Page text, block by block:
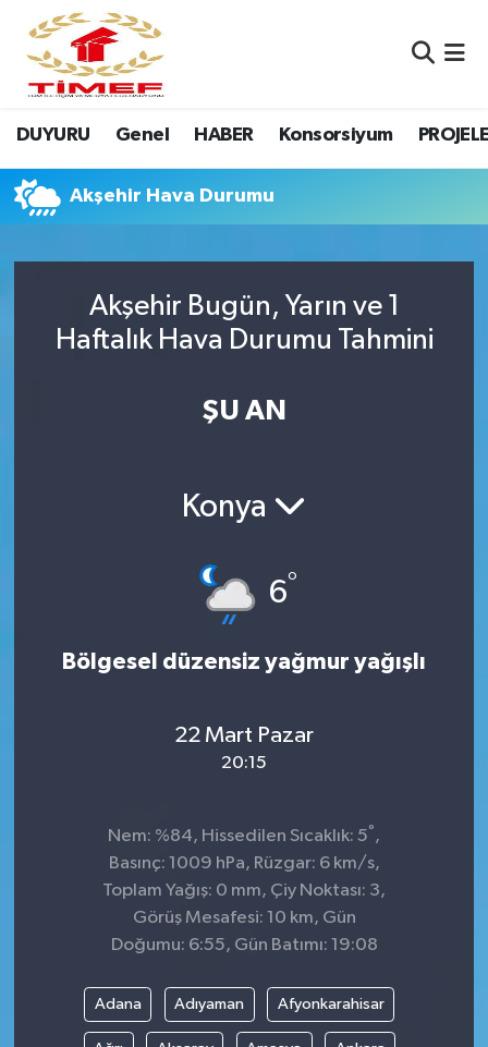
DUYURU Genel HABER Konsorsiyum
Akşehir Hava Durumu
Akşehir Bugün, Yarın ve 1
Haftalık Hava Durumu Tahmini
ŞU AN
Konya
6°
Bölgesel düzensiz yağmur yağışlı
22 Mart Pazar
20:15
Nem: %84, Hissedilen Sıcaklık: 5° ,
Basınç: 1009 hPa, Rüzgar: 6 km/s,
Toplam Yağış: 0 mm, Çiy Noktası: 3,
Görüş Mesafesi: 10 km, Gün
Doğumu: 6:55, Gün Batımı: 19:08
Adana Adıyaman Afyonkarahisar
Anasayfa Kutu
Anasayfa Manşet
Canlı Yayın
Erasmus
Nöbetçi Eczaneler
Hava Durumu
Namaz Vakitleri
Süper Lig Puan Durumu ve Fikstür
Son Dakika Haberleri